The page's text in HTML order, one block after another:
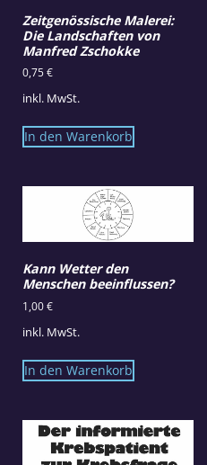
Zeitgenössische Malerei:
Die Landschaften von
Manfred Zschokke
0,75€
inkl. MwSt.
In den Warenkorb
Kann Wetter den
Menschen beeinflussen?
1,00€
inkl. MwSt.
In den Warenkorb